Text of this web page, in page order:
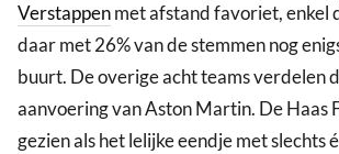
Verstappenmet afstand favoriet, enkel
daar met 26% van de stemmen nog
buurt. De overige acht teams verdelen
aanvoering van Aston Martin. De Haas
gezien als het lelijke eendje met slechts